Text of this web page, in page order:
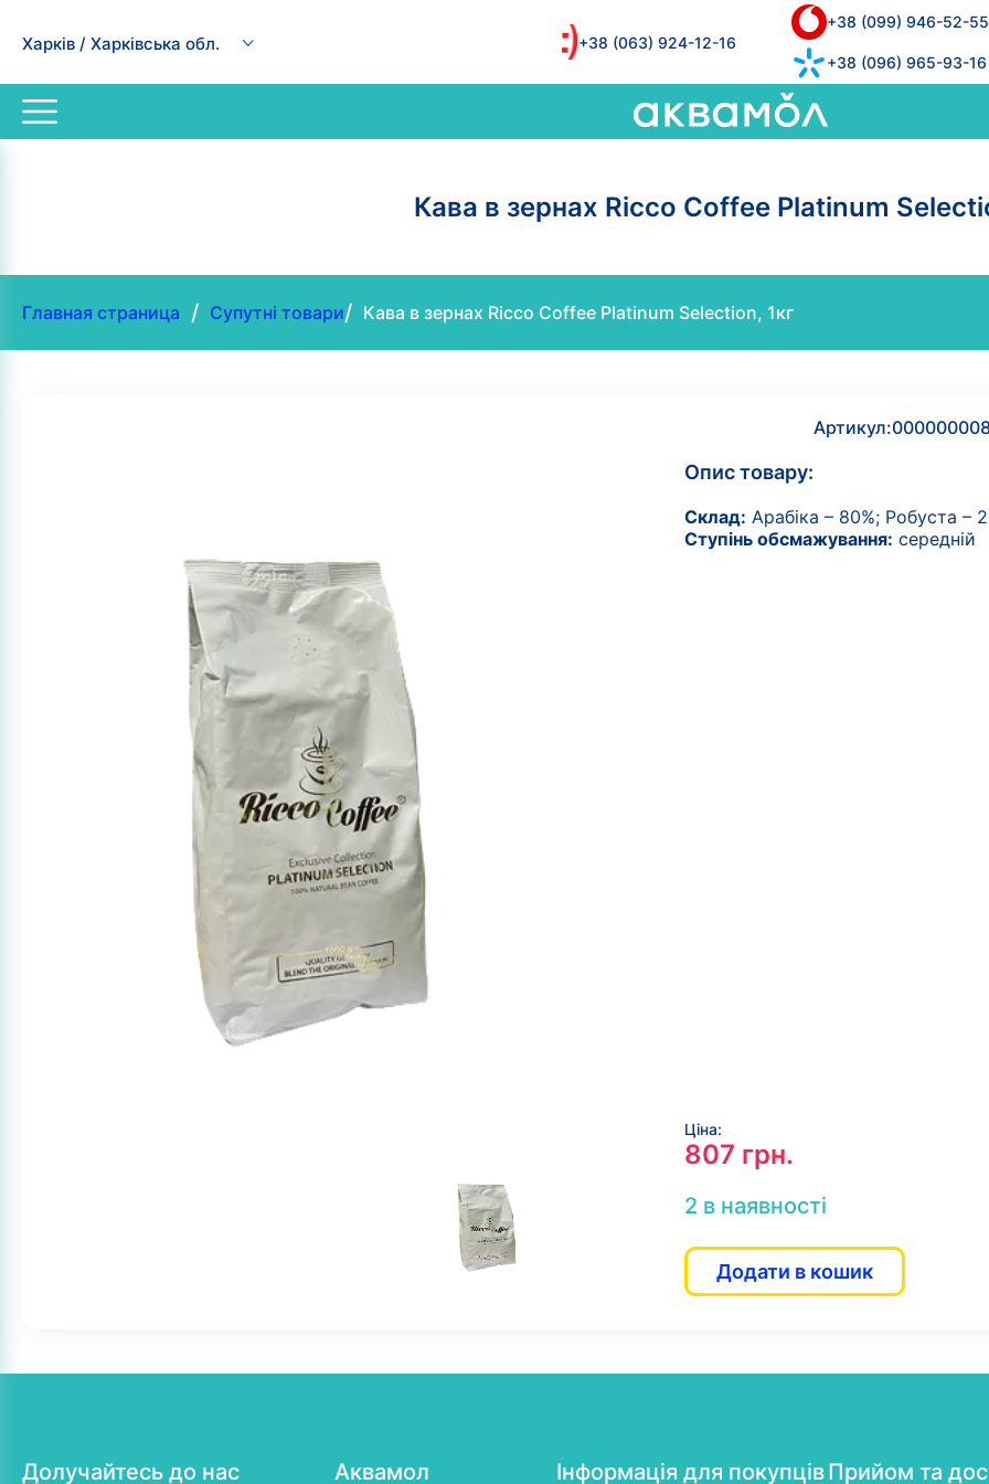
Харків / Харківська обл. +38 (063) 924-12-16
+38 (099) 946-52-55
+38 (096) 965-93-16
Кава в зернах Ricco Coffee Platinum
Главная страница / Супутні товари/ Кава в зернах Ricco Coffee Platinum Selection, 1кг
Артикул:
Опис товару:
Склад: Арабіка – 80%; Робуста –
Ступінь обсмажування: середній
Ціна:
807 грн.
2 в наявності
Додати в кошик
Долучайтесь до нас Аквамол Інформація для покупцівПрийом та